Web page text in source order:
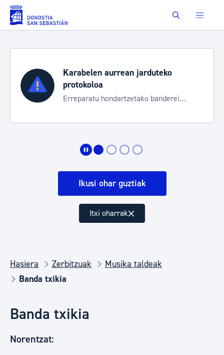
Eduki nagusira joan Buscar
Karabelen aurrean jarduteko
protokoloa
Erreparatu hondartzetako banderei
Ikusi ohar guztiak
Itxi oharrak
Hasiera Zerbitzuak
Musika taldeak
Banda txikia
Banda txikia
Norentzat: